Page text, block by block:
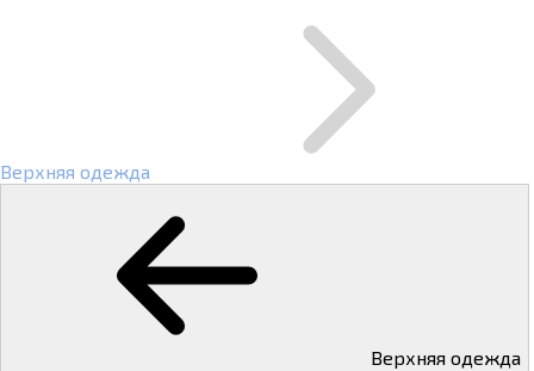
Верхняя одежда
Верхняя одежда